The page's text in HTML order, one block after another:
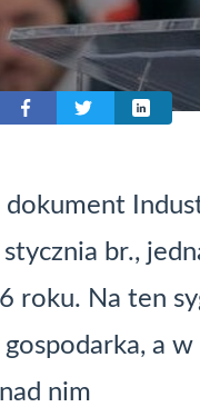
br.,
roku. Na ten
a
nim